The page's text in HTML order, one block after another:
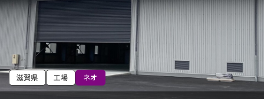
滋賀県 工場 ネオ